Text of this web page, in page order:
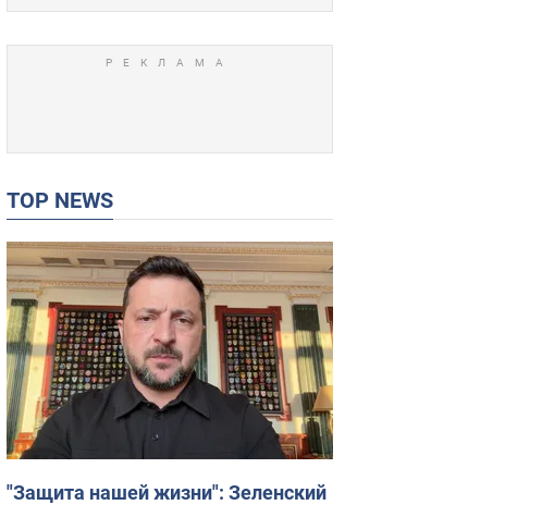
TOP NEWS
"Защита нашей жизни": Зеленский